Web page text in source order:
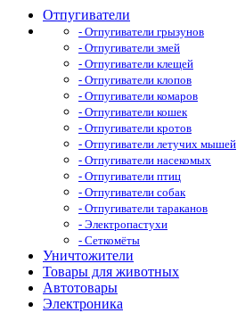
Отпугиватели
- Отпугиватели грызунов
- Отпугиватели змей
- Отпугиватели клещей
- Отпугиватели клопов
- Отпугиватели комаров
- Отпугиватели кошек
- Отпугиватели кротов
- Отпугиватели летучих мышей
- Отпугиватели насекомых
- Отпугиватели птиц
- Отпугиватели собак
- Отпугиватели тараканов
- Электропастухи
- Сеткомёты
Уничтожители
Товары для животных
Автотовары
Электроника